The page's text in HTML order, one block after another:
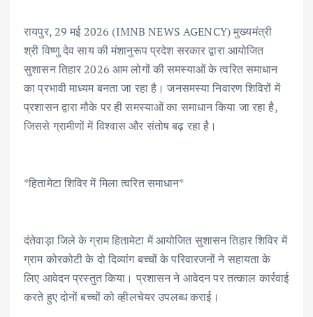
o
o
k
r A
p
p
dI
n
रायपुर, 29 मई 2026 (IMNB NEWS AGENCY) मुख्यमंत्री
श्री विष्णु देव साय की मंशानुरूप प्रदेश सरकार द्वारा आयोजित
सुशासन तिहार 2026 आम लोगों की समस्याओं के त्वरित समाधान
का प्रभावी माध्यम बनता जा रहा है। जनसमस्या निवारण शिविरों में
प्रशासन द्वारा मौके पर ही समस्याओं का समाधान किया जा रहा है,
जिससे ग्रामीणों में विश्वास और संतोष बढ़ रहा है।
*हितामेटा शिविर में मिला त्वरित समाधान*
दंतेवाड़ा जिले के ग्राम हितामेटा में आयोजित सुशासन तिहार शिविर में
ग्राम कोरकोटी के दो दिव्यांग बच्चों के परिवारजनों ने सहायता के
लिए आवेदन प्रस्तुत किया। प्रशासन ने आवेदन पर तत्काल कार्रवाई
करते हुए दोनों बच्चों को व्हीलचेयर उपलब्ध कराई।